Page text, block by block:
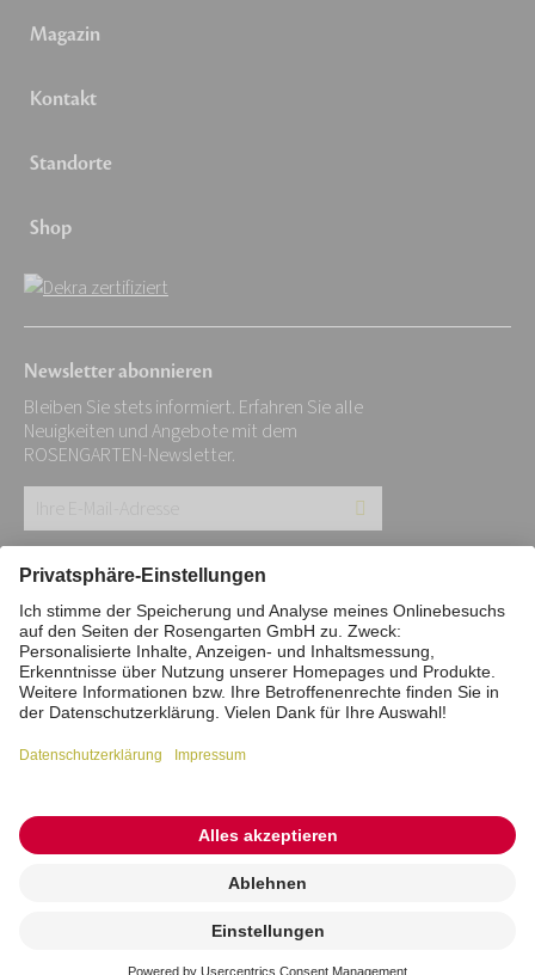
Magazin
Kontakt
Standorte
Shop
Newsletter abonnieren
Bleiben Sie stets informiert. Erfahren Sie alle
Neuigkeiten und Angebote mit dem
ROSENGARTEN-Newsletter.
E-
Mail-
Adresse:
*
Impressum Datenschutz
Stiftung
Interne Meldestelle
Zahlungsmittel
Barrierefreiheitserklärung
Vertrag widerrufen
© 2026 ROSENGARTEN-Tierbestattung